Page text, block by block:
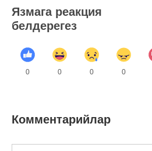
Язмага реакция
белдерегез
0 0 0 0
Комментарийлар